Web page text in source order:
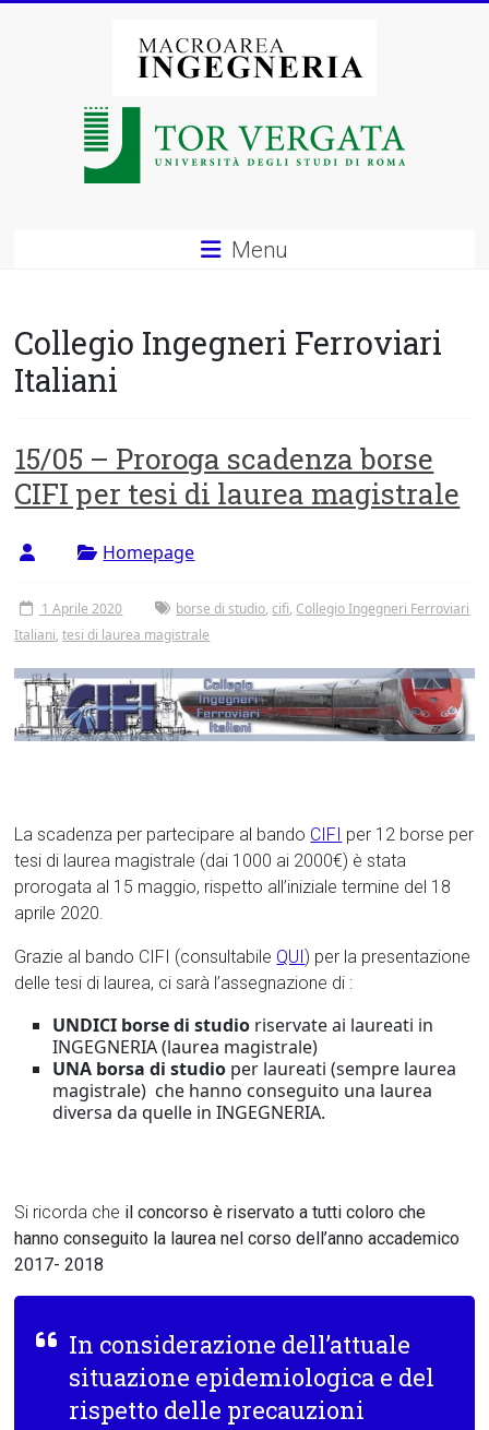
Macroarea
degli
Studi
Roma
Tor
Vergata
Menu
Collegio Ingegneri Ferroviari
Italiani
15/05 – Proroga scadenza borse
CIFI per tesi di laurea magistrale
Homepage
1 Aprile 2020 borse di studio,cifi, Collegio Ingegneri Ferroviari
Italiani,tesi di laurea magistrale
La scadenza per partecipare al bando CIFI per 12 borse per
tesi di laurea magistrale (dai 1000 ai 2000€) è stata
prorogata al 15 maggio, rispetto all’iniziale termine del 18
aprile 2020.
Grazie al bando CIFI (consultabile QUI) per la presentazione
delle tesi di laurea, ci sarà l’assegnazione di :
UNDICI borse di studio riservate ai laureati in
INGEGNERIA (laurea magistrale)
UNA borsa di studio per laureati (sempre laurea
magistrale) che hanno conseguito una laurea
diversa da quelle in INGEGNERIA.
Si ricorda che il concorso è riservato a tutti coloro che
hanno conseguito la laurea nel corso dell’anno accademico
2017- 2018
In considerazione dell’attuale
situazione epidemiologica e del
rispetto delle precauzioni